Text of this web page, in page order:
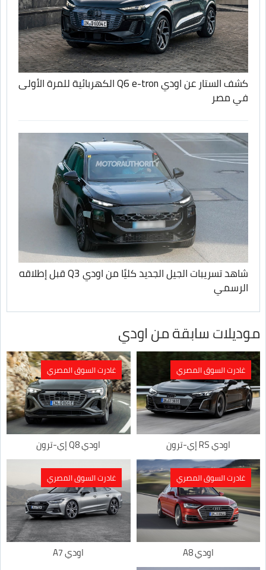
كشف الستار عن اودي Q6 e-tron الكهربائية للمرة الأولى
في مصر
شاهد تسريبات الجيل الجديد كليًا من اودي Q3 قبل إطلاقه
الرسمي
موديلات سابقة من اودي
غادرت السوق المصري
اودي RS إي-ترون
غادرت السوق المصري
اودي Q8 إي-ترون
غادرت السوق المصري
اودي A8
غادرت السوق المصري
اودي A7